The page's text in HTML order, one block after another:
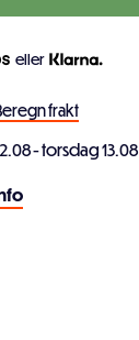
eller
frakt
- torsdag 13.08